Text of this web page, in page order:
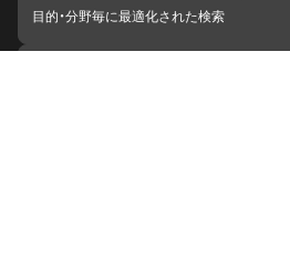
目的・分野毎に最適化された検索